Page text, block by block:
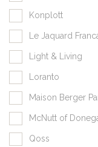
Konplott
Le Jaquard
Light & Living
Loranto
Maison Berger
McNutt of
Qoss